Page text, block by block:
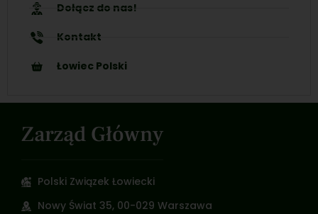
Dołącz do nas!
Kontakt
Łowiec Polski
Zarząd Główny
Polski Związek Łowiecki
Nowy Świat 35, 00-029 Warszawa